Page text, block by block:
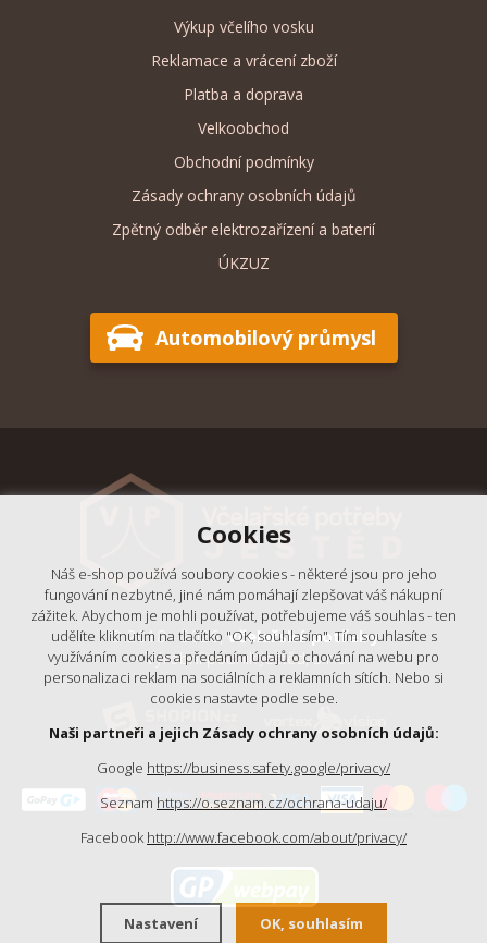
Výkup včelího vosku
Reklamace a vrácení zboží
Platba a doprava
Velkoobchod
Obchodní podmínky
Zásady ochrany osobních údajů
Zpětný odběr elektrozařízení a baterií
ÚKZUZ
Automobilový průmysl
© 2018 - 2026, Včelařské potřeby
- Výrobní podnik Ještěd, s.r.o.
Cookies
Náš e-shop používá soubory cookies - některé jsou pro jeho
fungování nezbytné, jiné nám pomáhají zlepšovat váš nákupní
zážitek. Abychom je mohli používat, potřebujeme váš souhlas - ten
udělíte kliknutím na tlačítko "OK, souhlasím". Tím souhlasíte s
využíváním cookies a předáním údajů o chování na webu pro
personalizaci reklam na sociálních a reklamních sítích. Nebo si
cookies nastavte podle sebe.
Naši partneři a jejich Zásady ochrany osobních údajů:
Google https://business.safety.google/privacy/
Seznam https://o.seznam.cz/ochrana-udaju/
Facebook http://www.facebook.com/about/privacy/
Nastavení OK, souhlasím